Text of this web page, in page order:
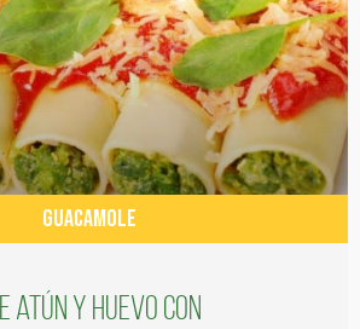
GUACAMOLE
atún y huevo con